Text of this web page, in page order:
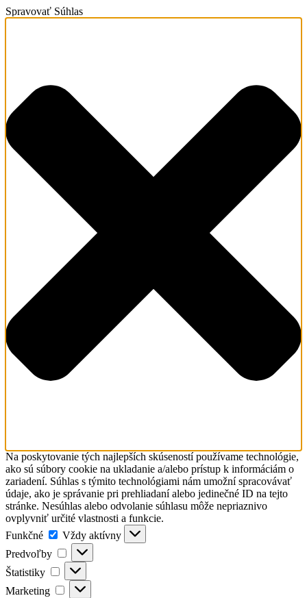
Spravovať Súhlas
Na poskytovanie tých najlepších skúseností používame technológie,
ako sú súbory cookie na ukladanie a/alebo prístup k informáciám o
zariadení. Súhlas s týmito technológiami nám umožní spracovávať
údaje, ako je správanie pri prehliadaní alebo jedinečné ID na tejto
stránke. Nesúhlas alebo odvolanie súhlasu môže nepriaznivo
ovplyvniť určité vlastnosti a funkcie.
Funkčné
Funkčné
Vždy aktívny
Predvoľby
Predvoľby
Štatistiky Štatistiky
Marketing Marketing